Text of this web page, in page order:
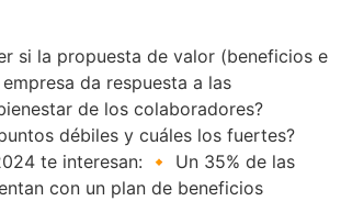
si la propuesta de valor (beneficios e
da respuesta a las
de los colaboradores?
débiles y cuáles los fuertes?
te interesan: 🔸 Un 35% de las
con un plan de beneficios